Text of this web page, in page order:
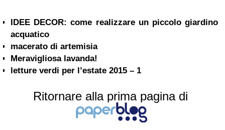
IDEE DECOR: come realizzare un piccolo giardino
acquatico
macerato di artemisia
Meravigliosa lavanda!
letture verdi per l’estate 2015 – 1
Ritornare alla prima pagina di